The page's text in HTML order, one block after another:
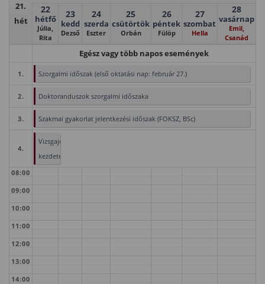
21.
hét
22
hétfő
Júlia,
Rita
23
kedd
Dezső
24
szerda
Eszter
25
csütörtök
Orbán
26
péntek
Fülöp
27
szombat
Hella
28
vasárnap
Emil,
Csanád
Egész vagy több napos események
1. Szorgalmi időszak (első oktatási nap: február 27.)
2. Doktoranduszok szorgalmi időszaka
3. Szakmai gyakorlat jelentkezési időszak (FOKSZ, BSc)
4.
Vizsgajelentkezés
kezdete
08:00
09:00
10:00
11:00
12:00
13:00
14:00